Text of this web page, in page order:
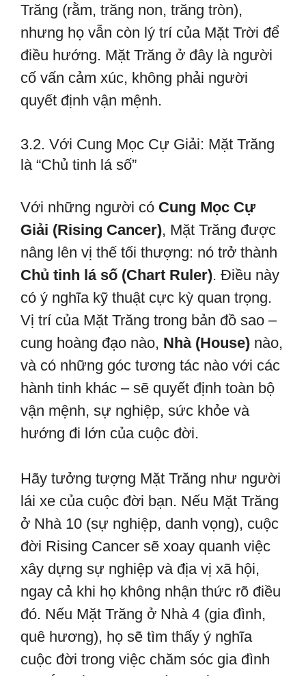
Trăng (rằm, trăng non, trăng tròn),
nhưng họ vẫn còn lý trí của Mặt Trời để
điều hướng. Mặt Trăng ở đây là người
cố vấn cảm xúc, không phải người
quyết định vận mệnh.
3.2. Với Cung Mọc Cự Giải: Mặt Trăng
là “Chủ tinh lá số”
Với những người có Cung Mọc Cự
Giải (Rising Cancer), Mặt Trăng được
nâng lên vị thế tối thượng: nó trở thành
Chủ tinh lá số (Chart Ruler). Điều này
có ý nghĩa kỹ thuật cực kỳ quan trọng.
Vị trí của Mặt Trăng trong bản đồ sao –
cung hoàng đạo nào, Nhà (House) nào,
và có những góc tương tác nào với các
hành tinh khác – sẽ quyết định toàn bộ
vận mệnh, sự nghiệp, sức khỏe và
hướng đi lớn của cuộc đời.
Hãy tưởng tượng Mặt Trăng như người
lái xe của cuộc đời bạn. Nếu Mặt Trăng
ở Nhà 10 (sự nghiệp, danh vọng), cuộc
đời Rising Cancer sẽ xoay quanh việc
xây dựng sự nghiệp và địa vị xã hội,
ngay cả khi họ không nhận thức rõ điều
đó. Nếu Mặt Trăng ở Nhà 4 (gia đình,
quê hương), họ sẽ tìm thấy ý nghĩa
cuộc đời trong việc chăm sóc gia đình